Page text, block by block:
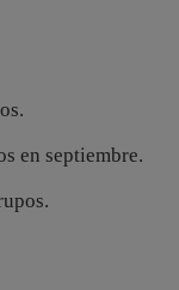
en septiembre.